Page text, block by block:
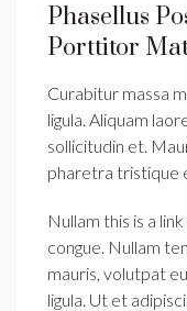
Phasellus
Porttitor
Curabitur massa
ligula. Aliquam
sollicitudin et.
pharetra tristique
Nullam this is a
congue. Nullam
mauris, volutpat
ligula. Ut et